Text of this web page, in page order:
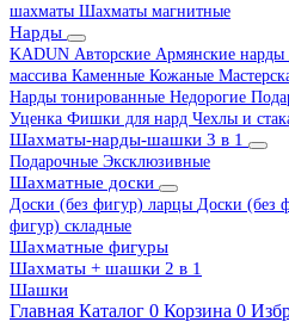
шахматы Шахматы магнитные
Нарды
KADUN Авторские Армянские нарды
массива Каменные Кожаные
Нарды тонированные Недорогие
Уценка Фишки для нард Чехлы и
Шахматы-нарды-шашки 3 в 1
Подарочные Эксклюзивные
Шахматные доски
Доски (без фигур) ларцы Доски (без
фигур) складные
Шахматные фигуры
Шахматы + шашки 2 в 1
Шашки
Главная Каталог 0 Корзина 0